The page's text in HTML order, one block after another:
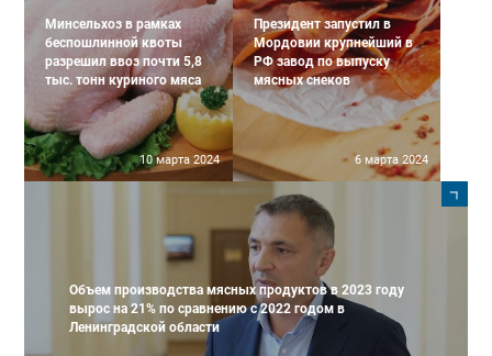
Минсельхоз в рамках
беспошлинной квоты
разрешил ввоз почти 5,8
тыс. тонн куриного мяса
10 марта 2024
Президент запустил в
Мордовии крупнейший в
РФ завод по выпуску
мясных снеков
6 марта 2024
Объем производства мясных продуктов в 2023 году
вырос на 21% по сравнению с 2022 годом в
Ленинградской области